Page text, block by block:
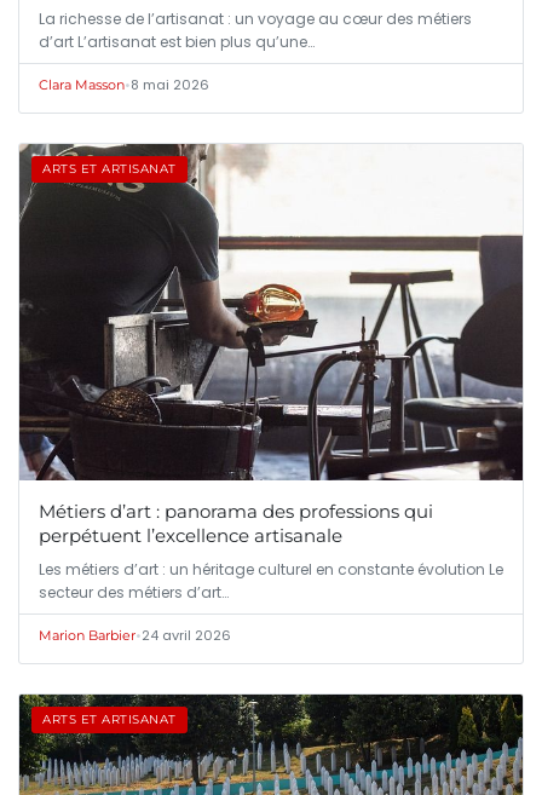
La richesse de l’artisanat : un voyage au cœur des métiers
d’art L’artisanat est bien plus qu’une…
Clara Masson•8 mai 2026
ARTS ET ARTISANAT
Métiers d’art : panorama des professions qui
perpétuent l’excellence artisanale
Les métiers d’art : un héritage culturel en constante évolution Le
secteur des métiers d’art…
Marion Barbier•24 avril 2026
ARTS ET ARTISANAT